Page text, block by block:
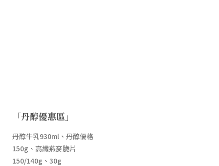
「丹醇優惠區」
丹醇牛乳930ml、丹醇優格
150g、高纖燕麥脆片
150/140g、30g